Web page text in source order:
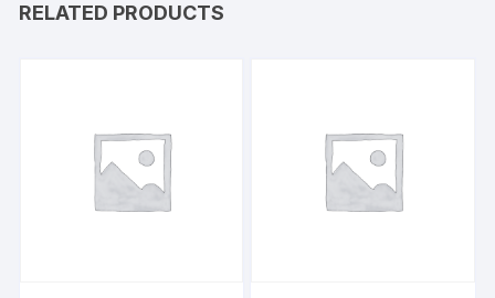
RELATED PRODUCTS